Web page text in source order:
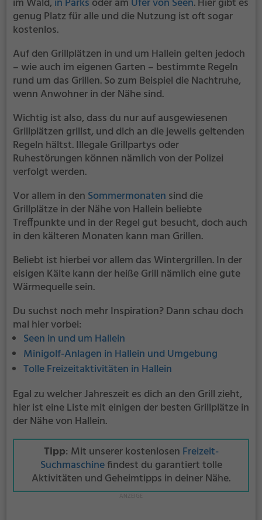
genug Platz für alle und die Nutzung ist oft sogar
kostenlos.
Auf den Grillplätzen in und um Hallein gelten jedoch
– wie auch im eigenen Garten – bestimmte Regeln
rund um das Grillen. So zum Beispiel die Nachtruhe,
wenn Anwohner in der Nähe sind.
Wichtig ist also, dass du nur auf ausgewiesenen
Grillplätzen grillst, und dich an die jeweils geltenden
Regeln hältst. Illegale Grillpartys oder
Ruhestörungen können nämlich von der Polizei
verfolgt werden.
Vor allem in den Sommermonaten sind die
Grillplätze in der Nähe von Hallein beliebte
Treffpunkte und in der Regel gut besucht, doch auch
in den kälteren Monaten kann man Grillen.
Beliebt ist hierbei vor allem das Wintergrillen. In der
eisigen Kälte kann der heiße Grill nämlich eine gute
Wärmequelle sein.
Du suchst noch mehr Inspiration? Dann schau doch
mal hier vorbei:
Seen in und um Hallein
Minigolf-Anlagen in Hallein und Umgebung
Tolle Freizeitaktivitäten in Hallein
Egal zu welcher Jahreszeit es dich an den Grill zieht,
hier ist eine Liste mit einigen der besten Grillplätze in
der Nähe von Hallein.
Tipp: Mit unserer kostenlosen Freizeit-
Suchmaschinefindest du garantiert tolle
Aktivitäten und Geheimtipps in deiner Nähe.